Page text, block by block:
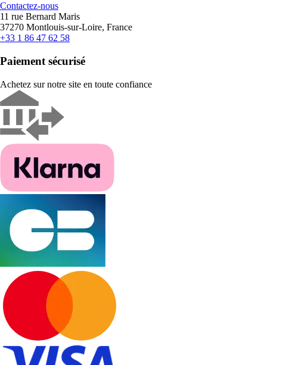
Contactez-nous
11 rue Bernard Maris
37270 Montlouis-sur-Loire, France
+33 1 86 47 62 58
Paiement sécurisé
Achetez sur notre site en toute confiance